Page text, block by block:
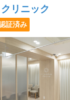
リニック
証済み